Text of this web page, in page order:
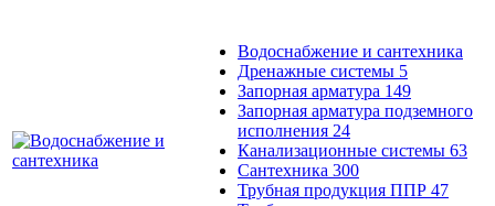
Водоснабжение и сантехника
Дренажные системы 5
Запорная арматура 149
Запорная арматура подземного
исполнения 24
Канализационные системы 63
Сантехника 300
Трубная продукция ППР 47